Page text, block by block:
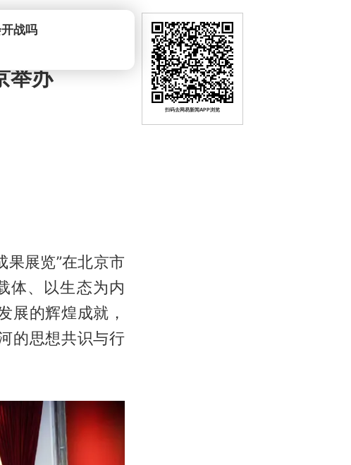
战吗
举办
果展览”在北京市
体、以生态为内
展的辉煌成就，
的思想共识与行
扫码去网易新闻APP浏览